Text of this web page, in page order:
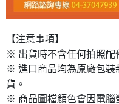
【注意事項】
※ 出貨時不含任何拍照配
※ 進口商品均為原廠包裝
貨。
※ 商品圖檔顏色會因電腦